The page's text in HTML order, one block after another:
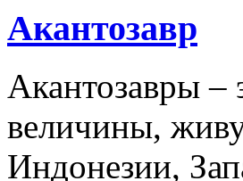
Акантозавр
Акантозавры
величины,
Индонезии,